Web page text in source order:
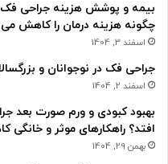
بیمه و پوشش هزینه جراحی فک
چگونه هزینه درمان را کاهش
اسفند 3, 1404
جراحی فک در نوجوانان و
اسفند 2, 1404
بهبود کبودی و ورم صورت بعد
افتد؟ راهکارهای موثر و خانگی
بهمن 29, 1404